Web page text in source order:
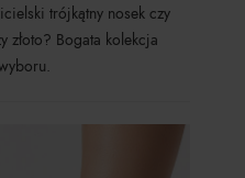
trójkątny nosek czy
złoto? Bogata kolekcja